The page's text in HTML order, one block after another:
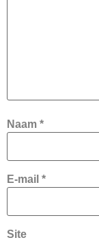
Naam *
E-mail *
Site